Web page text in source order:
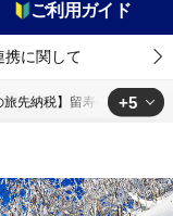
ご利用ガイド
携に関して
旅先納税】留寿都村e街ギ
【ANAの旅先納税】留寿都
+5